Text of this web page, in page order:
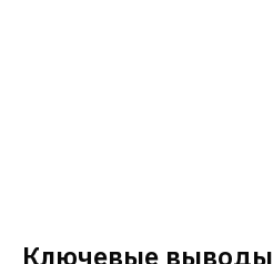
Ключевые выводы